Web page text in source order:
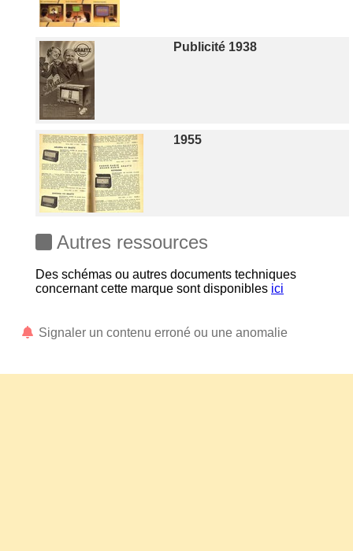
Publicité 1938
1955
Autres ressources
Des schémas ou autres documents techniques
concernant cette marque sont disponibles ici
Signaler un contenu erroné ou une anomalie